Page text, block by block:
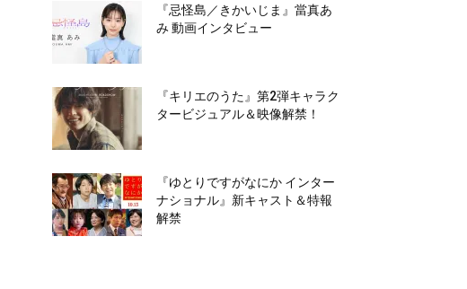
『忌怪島／きかいじま』當真あ
み 動画インタビュー
『キリエのうた』第2弾キャラク
タービジュアル＆映像解禁！
『ゆとりですがなにか インター
ナショナル』新キャスト＆特報
解禁